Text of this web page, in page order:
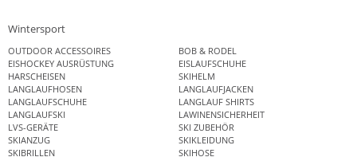
Wintersport
OUTDOOR ACCESSOIRES
BOB & RODEL
EISHOCKEY AUSRÜSTUNG
EISLAUFSCHUHE
HARSCHEISEN
SKIHELM
LANGLAUFHOSEN
LANGLAUFJACKEN
LANGLAUFSCHUHE
LANGLAUF SHIRTS
LANGLAUFSKI
LAWINENSICHERHEIT
LVS-GERÄTE
SKI ZUBEHÖR
SKIANZUG
SKIKLEIDUNG
SKIBRILLEN
SKIHOSE